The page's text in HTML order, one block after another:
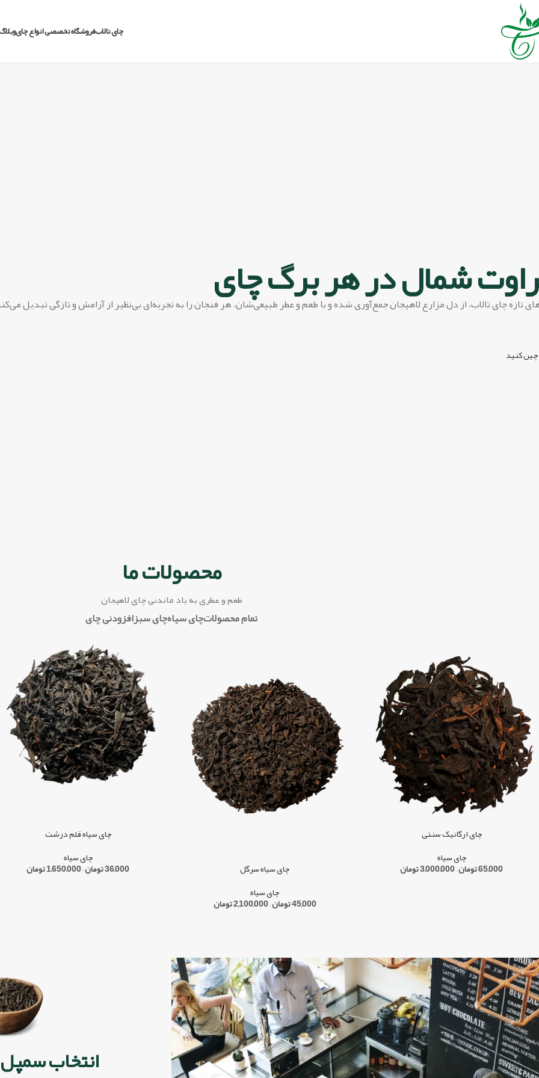
چای تالابفروشگاه تخصصی انواع چای
شمال در هر برگ چای
تازه چای تالاب، از دل مزارع لاهیجان جمع‌آوری شده و با طعم و عطر طبیعی‌شان، هر فنجان را به تجربه‌ای بی‌نظیر از آرامش و تازگی تبدیل
کنید
محصولات ما
طعم و عطری به یاد ماندنی چای لاهیجان
تمام محصولاتچای سیاهچای سبزافزودنی چای
چای ارگانیک سنتی
چای سیاه
65,000تومان–
3,000,000تومان
چای سیاه سرگل
چای سیاه
45,000تومان–
2,100,000تومان
چای سیاه قلم درشت
چای سیاه
36,000تومان–
1,650,000تومان
انتخاب